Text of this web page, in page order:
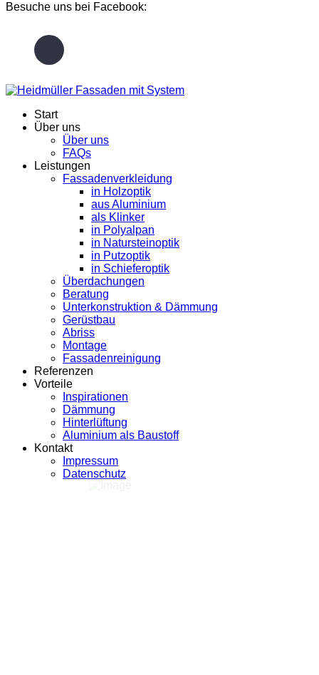
Besuche uns bei Facebook:
Start
Über uns
Über uns
FAQs
Leistungen
Fassadenverkleidung
in Holzoptik
aus Aluminium
als Klinker
in Polyalpan
in Natursteinoptik
in Putzoptik
in Schieferoptik
Überdachungen
Beratung
Unterkonstruktion & Dämmung
Gerüstbau
Abriss
Montage
Fassadenreinigung
Referenzen
Vorteile
Inspirationen
Dämmung
Hinterlüftung
Aluminium als Baustoff
Kontakt
Impressum
Datenschutz